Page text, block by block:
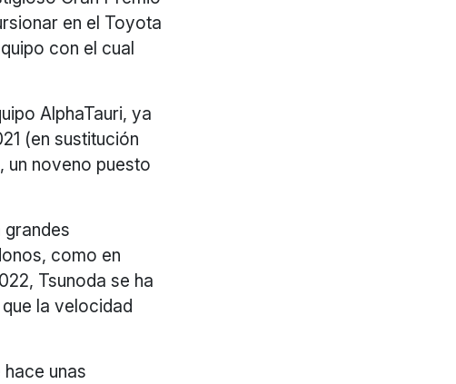
en el Toyota
con el cual
AlphaTauri, ya
(en sustitución
un noveno puesto
como en
Tsunoda se ha
la velocidad
unas